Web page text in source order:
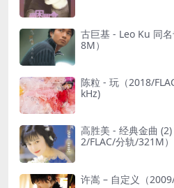
古巨基 - Leo Ku 同
8M）
陈粒 - 玩（2018/
kHz)
高胜美 - 经典金曲
2/FLAC/分轨/321M）
许嵩 – 自定义（